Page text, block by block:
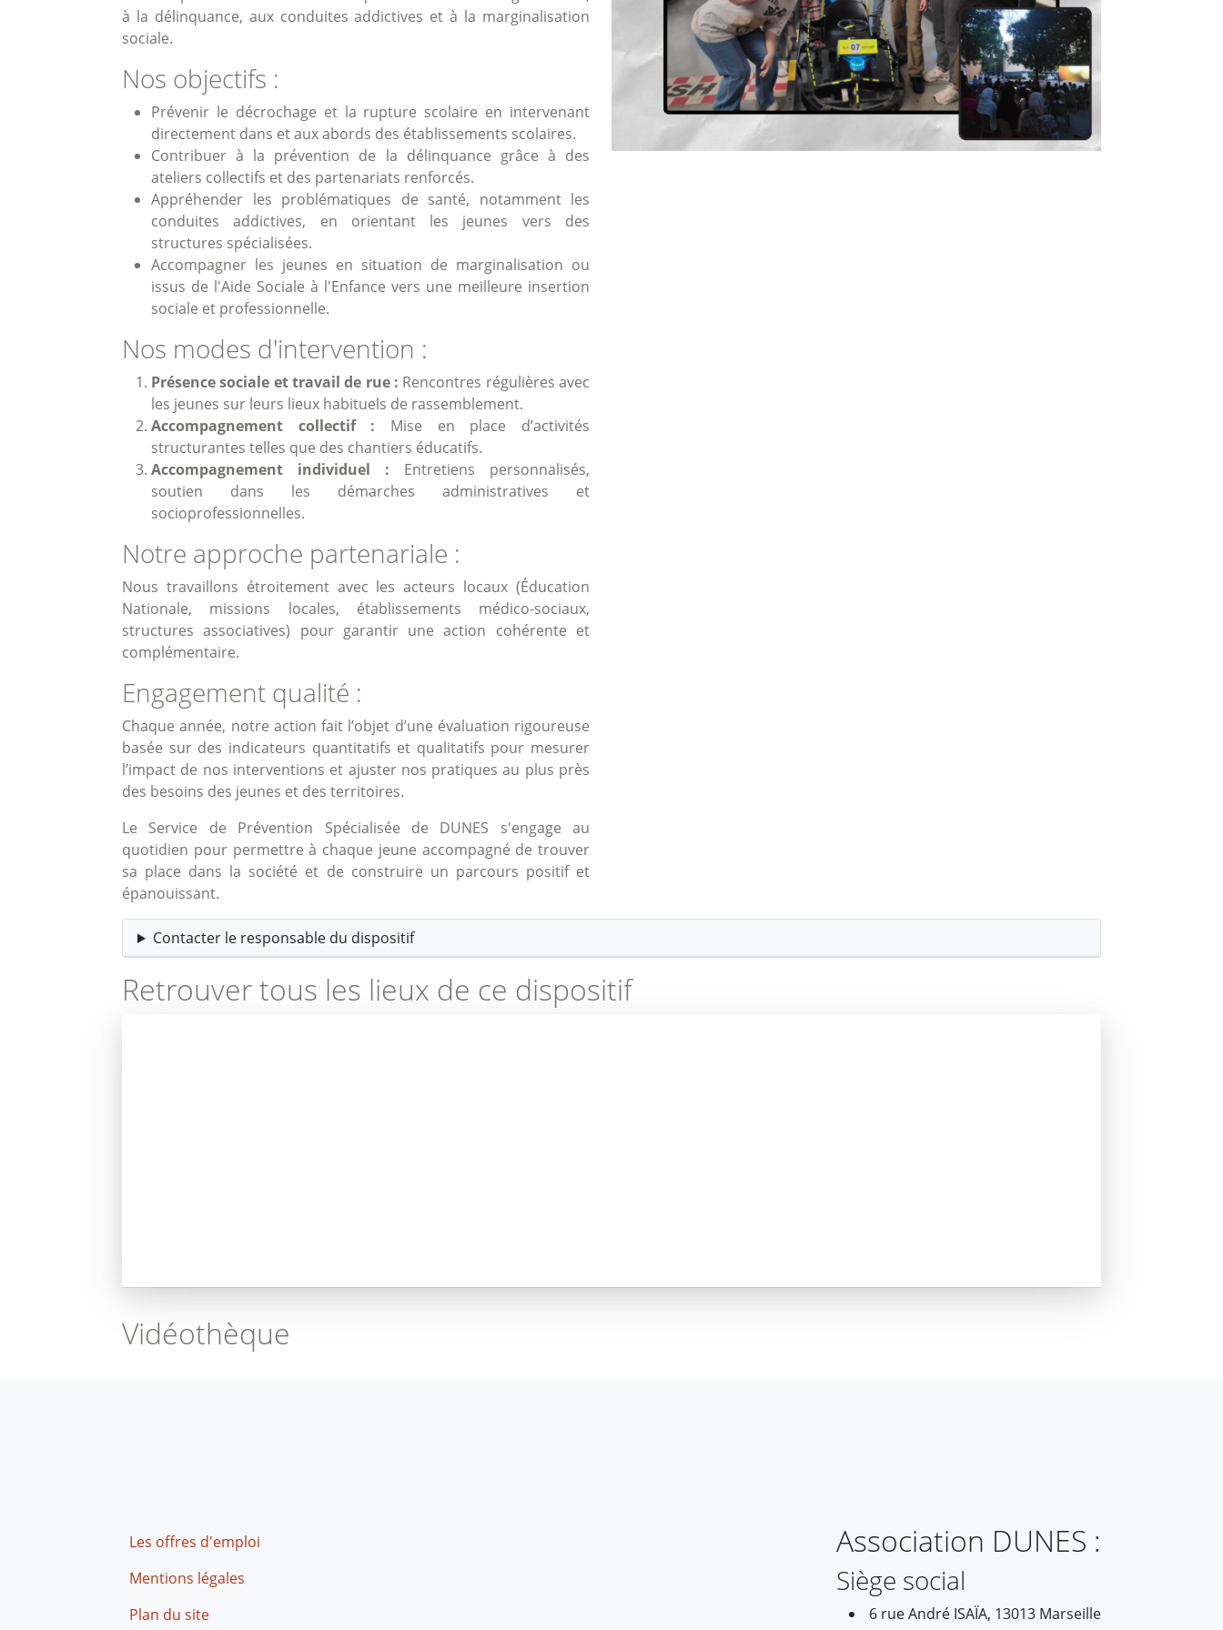
à la délinquance, aux conduites addictives et à la marginalisation
sociale.
Nos objectifs :
Prévenir le décrochage et la rupture scolaire en intervenant
directement dans et aux abords des établissements scolaires.
Contribuer à la prévention de la délinquance grâce à des
ateliers collectifs et des partenariats renforcés.
Appréhender les problématiques de santé, notamment les
conduites addictives, en orientant les jeunes vers des
structures spécialisées.
Accompagner les jeunes en situation de marginalisation ou
issus de l'Aide Sociale à l'Enfance vers une meilleure insertion
sociale et professionnelle.
Nos modes d'intervention :
Présence sociale et travail de rue : Rencontres régulières avec
les jeunes sur leurs lieux habituels de rassemblement.
Accompagnement collectif : Mise en place d’activités
structurantes telles que des chantiers éducatifs.
Accompagnement individuel : Entretiens personnalisés,
soutien dans les démarches administratives et
socioprofessionnelles.
Notre approche partenariale :
Nous travaillons étroitement avec les acteurs locaux (Éducation
Nationale, missions locales, établissements médico-sociaux,
structures associatives) pour garantir une action cohérente et
complémentaire.
Engagement qualité :
Chaque année, notre action fait l’objet d’une évaluation rigoureuse
basée sur des indicateurs quantitatifs et qualitatifs pour mesurer
l’impact de nos interventions et ajuster nos pratiques au plus près
des besoins des jeunes et des territoires.
Le Service de Prévention Spécialisée de DUNES s'engage au
quotidien pour permettre à chaque jeune accompagné de trouver
sa place dans la société et de construire un parcours positif et
épanouissant.
Contacter le responsable du dispositif
Retrouver tous les lieux de ce dispositif
Vidéothèque
Footer
Les offres d'emploi
Mentions légales
Plan du site
Association DUNES :
Siège social
6 rue André ISAÏA, 13013 Marseille